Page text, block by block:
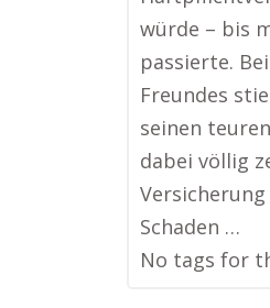
würde – bis
passierte.
Freundes
seinen
dabei völlig
Schaden …
No tags for